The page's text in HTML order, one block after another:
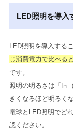
LED照明を導入
LED照明を導入する
じ消費電力で比べる
です。
照明の明るさは「㏐
きくなるほど明るく
電球とLED照明でど
認ください。